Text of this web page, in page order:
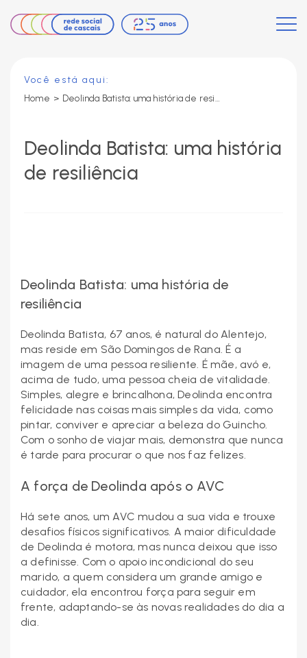
Você está aqui:
Home > Deolinda Batista: uma história de resiliência
Deolinda Batista: uma história
de resiliência
Deolinda Batista: uma história de
resiliência
Deolinda Batista, 67 anos, é natural do Alentejo,
mas reside em São Domingos de Rana. É a
imagem de uma pessoa resiliente. É mãe, avó e,
acima de tudo, uma pessoa cheia de vitalidade.
Simples, alegre e brincalhona, Deolinda encontra
felicidade nas coisas mais simples da vida, como
pintar, conviver e apreciar a beleza do Guincho.
Com o sonho de viajar mais, demonstra que nunca
é tarde para procurar o que nos faz felizes.
A força de Deolinda após o AVC
Há sete anos, um AVC mudou a sua vida e trouxe
desafios físicos significativos. A maior dificuldade
de Deolinda é motora, mas nunca deixou que isso
a definisse. Com o apoio incondicional do seu
marido, a quem considera um grande amigo e
cuidador, ela encontrou força para seguir em
frente, adaptando-se às novas realidades do dia a
dia.